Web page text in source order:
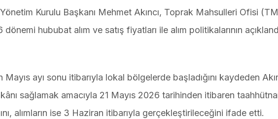
Kurulu Başkanı Mehmet Akıncı, Toprak Mahsulleri Ofisi
hububat alım ve satış fiyatları ile alım politikalarının
ayı sonu itibarıyla lokal bölgelerde başladığını kaydeden
sağlamak amacıyla 21 Mayıs 2026 tarihinden itibaren
alımların ise 3 Haziran itibarıyla gerçekleştirileceğini ifade etti.